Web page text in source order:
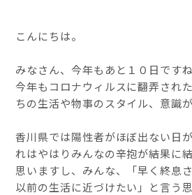
こんにちは。
みなさん、今年もあと１０日ですね
今年もコロナウィルスに翻弄され
ちの生活や物事のスタイル、意識
香川県では陽性者がほぼ出ない日
れはやはりみんなの辛抱が結果に
思いますし、みんな、「早く終息
以前の生活に近づけたい」と言う